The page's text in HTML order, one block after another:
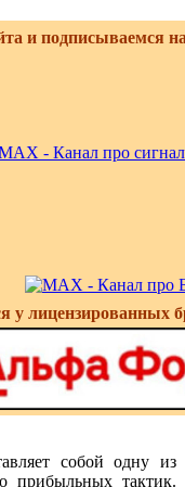
и подписываемся
у лицензированных
собой одну из
прибыльных тактик.